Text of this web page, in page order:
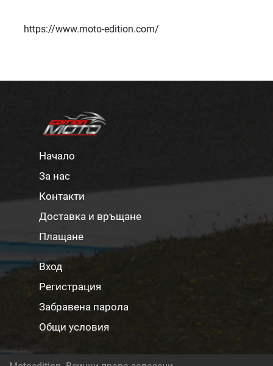
https://www.moto-edition.com/
Начало
За нас
Контакти
Доставка и връщане
Плащане
Вход
Регистрация
Забравена парола
Общи условия